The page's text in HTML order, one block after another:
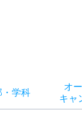
・ 学科
オー
キャ